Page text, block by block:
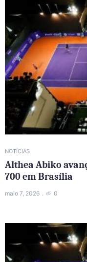
NOTÍCIAS
Althea Abiko
700 em Brasília
maio 7, 2026 0